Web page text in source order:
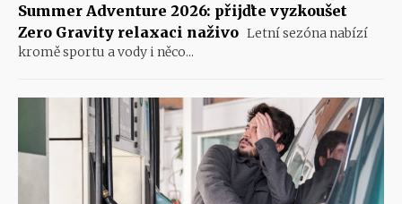
Summer Adventure 2026: přijďte vyzkoušet
Zero Gravity relaxaci naživo Letní sezóna nabízí
kromě sportu a vody i něco...